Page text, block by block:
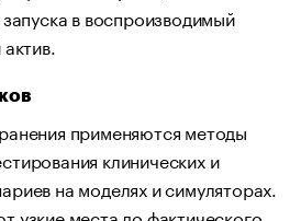
в воспроизводимый
применяются методы
клинических и
на моделях и симуляторах.